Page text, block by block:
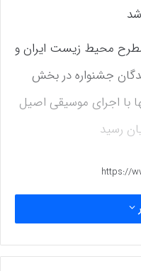
محیط زیست ایران و
جشنواره در بخش
با اجرای موسیقی اصیل
https://